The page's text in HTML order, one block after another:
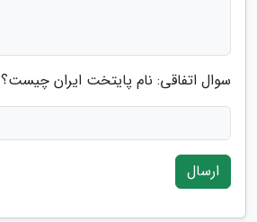
سوال اتفاقی: نام پایتخت ایران چیست؟
ارسال